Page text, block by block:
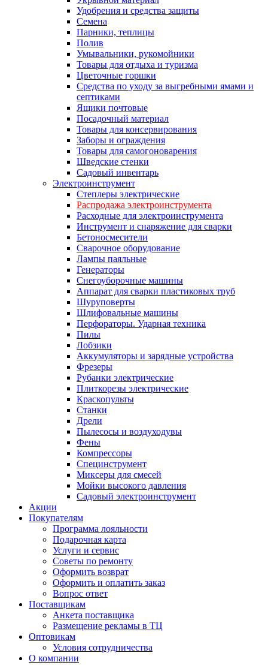
Удобрения и средства защиты
Семена
Парники, теплицы
Полив
Умывальники, рукомойники
Товары для отдыха и туризма
Цветочные горшки
Средства по уходу за выгребными ямами и
септиками
Ящики почтовые
Посадочный материал
Товары для консервирования
Заборы и ограждения
Товары для самогоноварения
Шведские стенки
Садовый инвентарь
Электроинструмент
Степлеры электрические
Распродажа электроинструмента
Расходные для электроинструмента
Инструмент и снаряжение для сварки
Бетоносмесители
Сварочное оборудование
Лампы паяльные
Генераторы
Снегоуборочные машины
Аппарат для сварки пластиковых труб
Шуруповерты
Шлифовальные машины
Перфораторы. Ударная техника
Пилы
Лобзики
Аккумуляторы и зарядные устройства
Фрезеры
Рубанки электрические
Плиткорезы электрические
Краскопульты
Станки
Дрели
Пылесосы и воздуходувы
Фены
Компрессоры
Специнструмент
Миксеры для смесей
Мойки высокого давления
Садовый электроинструмент
Акции
Покупателям
Программа лояльности
Подарочная карта
Услуги и сервис
Советы по ремонту
Оформить возврат
Оформить и оплатить заказ
Вопрос ответ
Поставщикам
Анкета поставщика
Размещение рекламы в ТЦ
Оптовикам
Условия сотрудничества
О компании